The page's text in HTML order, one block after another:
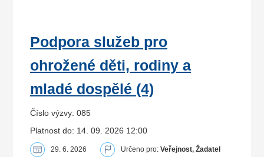
Podpora služeb pro
ohrožené děti, rodiny a
mladé dospělé (4)
Číslo výzvy: 085
Platnost do: 14. 09. 2026 12:00
29. 6. 2026 Určeno pro: Veřejnost, Žadatel